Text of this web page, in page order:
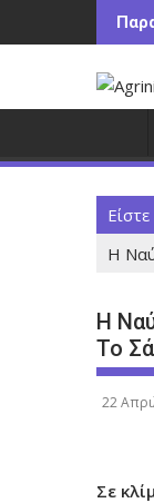
ε
ε
Η
Η
Το
22
Σε